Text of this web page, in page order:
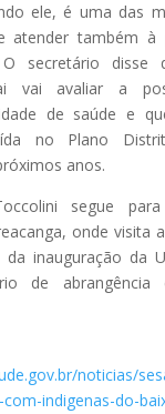
ele, é uma das
atender também à
O secretário disse
vai avaliar a
de saúde e
no Plano
anos.
segue
onde visita
inauguração da
de abrangência
noticias/
indigenas-do-